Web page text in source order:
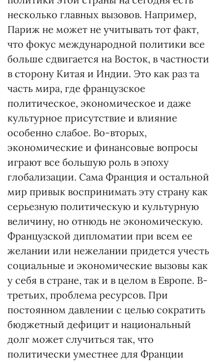
несколько главных вызовов. Например,
Париж не может не учитывать тот факт,
что фокус международной политики все
больше сдвигается на Восток, в частности
в сторону Китая и Индии. Это как раз та
часть мира, где французское
политическое, экономическое и даже
культурное присутствие и влияние
особенно слабое. Во-вторых,
экономические и финансовые вопросы
играют все большую роль в эпоху
глобализации. Сама Франция и остальной
мир привык воспринимать эту страну как
серьезную политическую и культурную
величину, но отнюдь не экономическую.
Французской дипломатии при всем ее
желании или нежелании придется учесть
социальные и экономические вызовы как
у себя в стране, так и в целом в Европе. В-
третьих, проблема ресурсов. При
постоянном давлении с целью сократить
бюджетный дефицит и национальный
долг может случиться так, что
политически уместнее для Франции